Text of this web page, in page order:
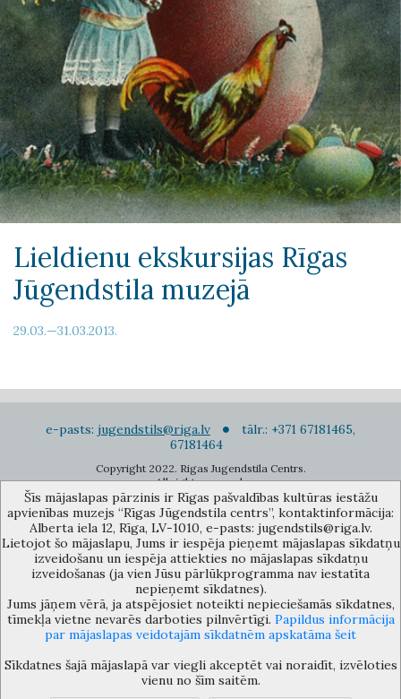
Lieldienu ekskursijas Rīgas
Jūgendstila muzejā
29.03.—31.03.2013.
e-pasts: jugendstils@riga.lv
tālr.: +371 67181465,
67181464
Copyright 2022. Rigas Jugendstila Centrs.
All right reserved.
Pierakstīties jaunumiem
Rīgas pašvaldības kultūras iestāžu apvienības muzejs “Rīgas Jūgendstila
centrs”, Alberta iela 12, Rīga, LV 1010, Latvija (durvju kods: 12),
jugendstils@riga.lv
Šīs mājaslapas pārzinis ir Rīgas pašvaldības kultūras iestāžu
apvienības muzejs “Rīgas Jūgendstila centrs”, kontaktinformācija:
Alberta iela 12, Rīga, LV-1010, e-pasts: jugendstils@riga.lv.
Lietojot šo mājaslapu, Jums ir iespēja pieņemt mājaslapas sīkdatņu
izveidošanu un iespēja attiekties no mājaslapas sīkdatņu
izveidošanas (ja vien Jūsu pārlūkprogramma nav iestatīta
nepieņemt sīkdatnes).
Jums jāņem vērā, ja atspējosiet noteikti nepieciešamās sīkdatnes,
tīmekļa vietne nevarēs darboties pilnvērtīgi. Papildus informācija
par mājaslapas veidotajām sīkdatnēm apskatāma šeit
Sīkdatnes šajā mājaslapā var viegli akceptēt vai noraidīt, izvēloties
vienu no šīm saitēm.